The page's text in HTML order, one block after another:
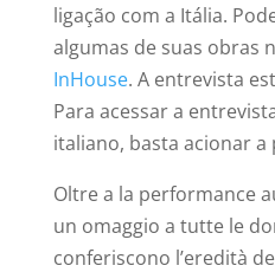
ligação com a Itália.
algumas de suas obras
InHouse. A entrevista
Para acessar a
italiano, basta acionar
Oltre a la performance
un omaggio a tutte le
conferiscono l’eredità